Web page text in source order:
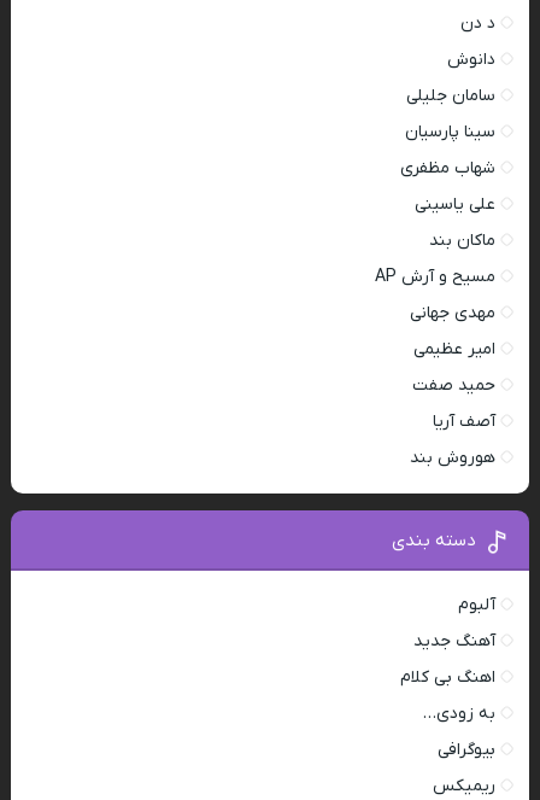
د دن
دانوش
سامان جلیلی
سینا پارسیان
شهاب مظفری
علی یاسینی
ماکان بند
مسیح و آرش AP
مهدی جهانی
امیر عظیمی
حمید صفت
آصف آریا
هوروش بند
دسته بندی
آلبوم
آهنگ جدید
اهنگ بی کلام
به زودی…
بیوگرافی
ریمیکس